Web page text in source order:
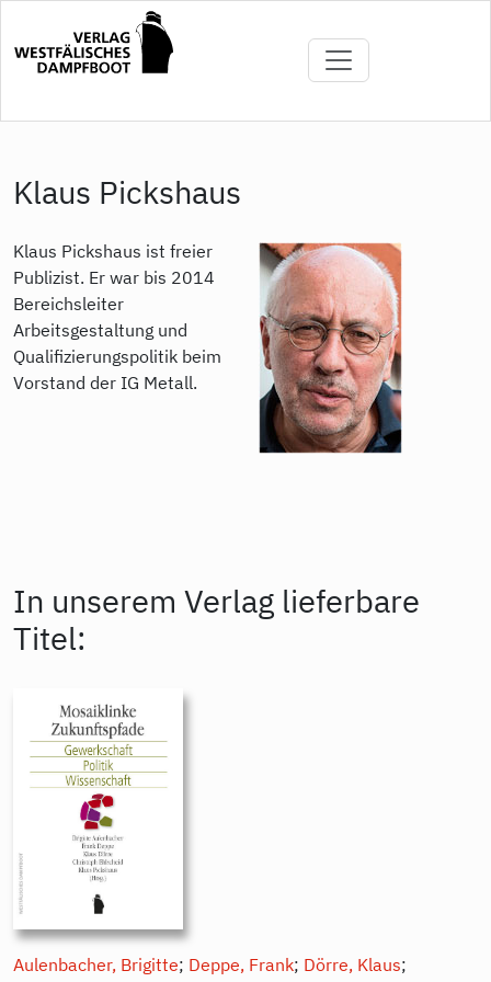
Inhalt
Klaus Pickshaus
Klaus Pickshaus ist freier
Publizist. Er war bis 2014
Bereichsleiter
Arbeitsgestaltung und
Qualifizierungspolitik beim
Vorstand der IG Metall.
In unserem Verlag lieferbare
Titel:
Aulenbacher, Brigitte; Deppe, Frank; Dörre, Klaus;